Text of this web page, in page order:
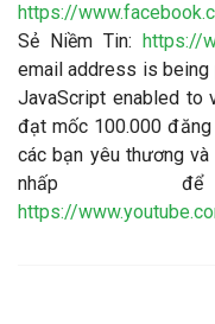
https://
Sẻ Niềm Tin: https://
email address is being
JavaScript enabled to
đạt mốc 100.000 đăng
các bạn yêu thương
nhấp
https://